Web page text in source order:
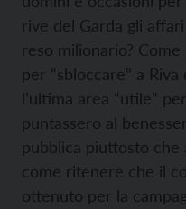
rive del Garda gli
reso milionario?
per “sbloccare” a
l’ultima area “utile”
puntassero al
pubblica piuttosto
come ritenere che il
ottenuto per la